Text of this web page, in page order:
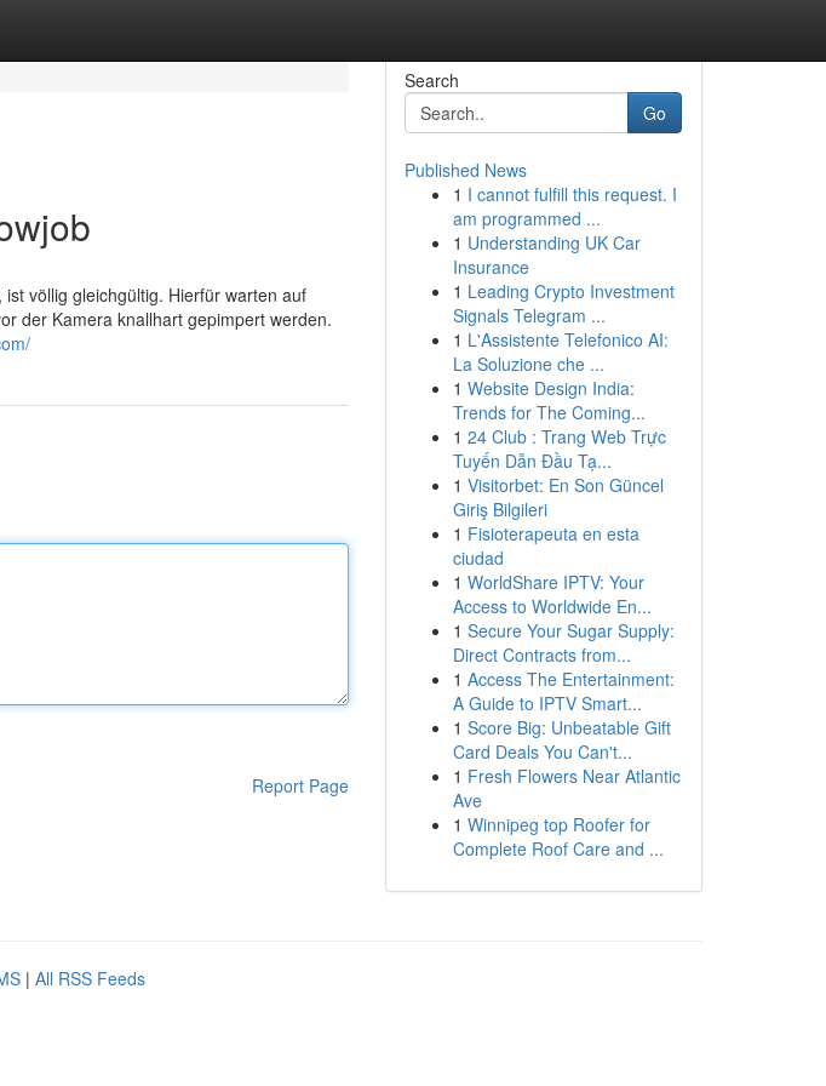
völlig gleichgültig. Hierfür warten auf
der Kamera knallhart gepimpert werden.
Report Page
Search
Go
Published News
1 I cannot fulfill this request. I
am programmed ...
1 Understanding UK Car
Insurance
1 Leading Crypto Investment
Signals Telegram ...
1 L'Assistente Telefonico AI:
La Soluzione che ...
1 Website Design India:
Trends for The Coming...
1 24 Club : Trang Web Trực
Tuyến Dẫn Đầu Tạ...
1 Visitorbet: En Son Güncel
Giriş Bilgileri
1 Fisioterapeuta en esta
ciudad
1 WorldShare IPTV: Your
Access to Worldwide En...
1 Secure Your Sugar Supply:
Direct Contracts from...
1 Access The Entertainment:
A Guide to IPTV Smart...
1 Score Big: Unbeatable Gift
Card Deals You Can't...
1 Fresh Flowers Near Atlantic
Ave
1 Winnipeg top Roofer for
Complete Roof Care and ...
| All RSS Feeds